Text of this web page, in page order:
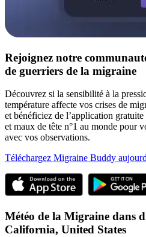
Rejoignez notre
de guerriers de la migraine
Découvrez si la sensibilité à la
température affecte vos crises de
et bénéficiez de l’application
et maux de tête n°1 au monde pour
avec vos observations.
Téléchargez Migraine Buddy
Météo de la Migraine dans
California, United States